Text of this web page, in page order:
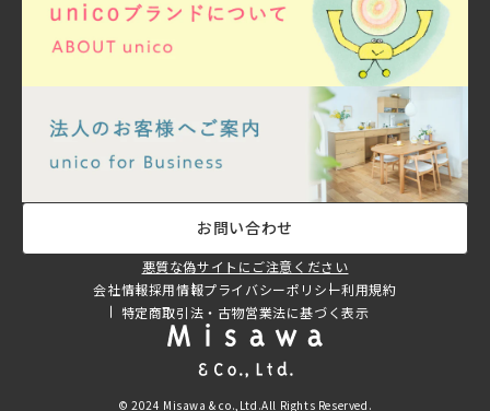
お問い合わせ
悪質な偽サイトにご注意ください
会社情報採用情報プライバシーポリシー利用規約
特定商取引法・古物営業法に基づく表示
© 2024 Misawa & co.,Ltd.All Rights Reserved.